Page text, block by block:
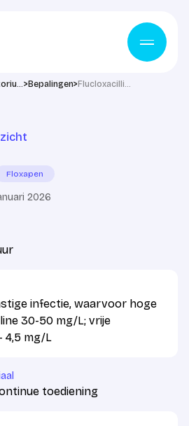
Laboratorium> Bepalingen> Flucloxacilline
Floxapen
2026
infectie, waarvoor hoge
30-50 mg/L; vrije
4,5 mg/L
toediening